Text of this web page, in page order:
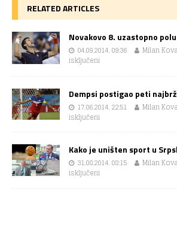
RELATED ARTICLES
Novakovo 8. uzastopno
04.09.2014. 09:36 Milan
isključeni
Dempsi postigao peti
17.06.2014. 22:51 Milan
isključeni
Kako je uništen sport u
31.08.2014. 08:15 Milan
isključeni